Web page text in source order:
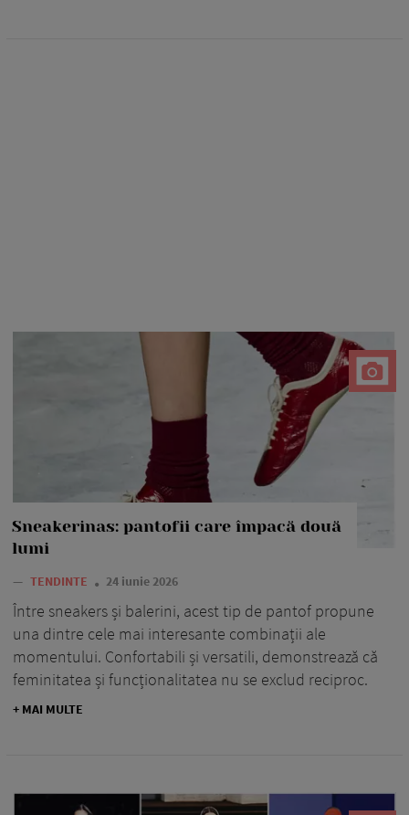
Sneakerinas: pantofii care împacă două
lumi
— TENDINTE 24 iunie 2026
Între sneakers și balerini, acest tip de pantof propune
una dintre cele mai interesante combinații ale
momentului. Confortabili și versatili, demonstrează că
feminitatea și funcționalitatea nu se exclud reciproc.
+ MAI MULTE